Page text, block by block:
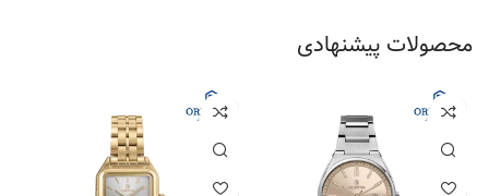
محصولات پیشنهادی